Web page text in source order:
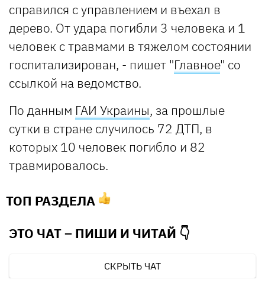
справился с управлением и въехал в
дерево. От удара погибли 3 человека и 1
человек с травмами в тяжелом состоянии
госпитализирован, - пишет "Главное" со
ссылкой на ведомство.
По данным ГАИ Украины, за прошлые
сутки в стране случилось 72 ДТП, в
которых 10 человек погибло и 82
травмировалось.
ТОП РАЗДЕЛА
ЭТО ЧАТ – ПИШИ И ЧИТАЙ 👇
СКРЫТЬ ЧАТ